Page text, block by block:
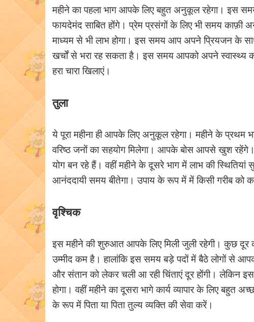
महीने का पहला भाग आपके लिए बहुत अनुकूल रहेगा।
फायदेमंद साबित होंगे। प्रेम प्रसंगों के लिए भी समय काफ़ी
माध्यम से भी लाभ होगा। इस समय आप अपने प्रियजन के
खर्चों से भरा रह सकता है। इस समय आपको अपने स्वास्थ्य
हरा चारा खिलाएं।
तुला
ये पूरा महीना ही आपके लिए अनुकूल रहेगा। महीने के प्रथम
वरिष्ठ जनों का सहयोग मिलेगा। आपके बोस आपसे खुश
योग बन रहे हैं। वहीं महीने के दूसरे भाग में लाभ की स्थितियां
आनंददायी समय बीतेगा। उपाय के रूप में में किसी गरीब को
वृश्चिक
इस महीने की शुरुआत आपके लिए मिली जुली रहेगी। कुछ दूर
उम्मीद कम है। हालांकि इस समय बड़े पदों में बैठे लोगों से
और संतान को लेकर चली आ रही चिंताएं दूर होंगी। लेकिन
होगा। वहीं महीने का दूसरा भागे कार्य व्यापार के लिए बहुत
के रूप में पिता या पिता तुल्य व्यक्ति की सेवा करें।